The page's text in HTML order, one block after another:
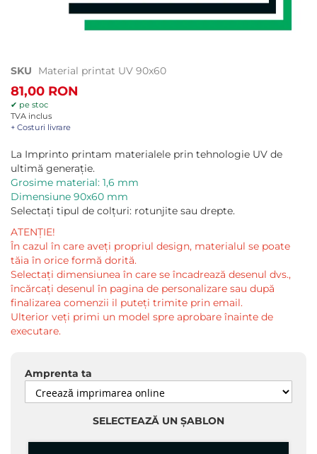
Treci
la
începutul
galeriei
de
SKU Material printat UV 90x60
81,00 RON
✔ pe stoc
TVA inclus
+ Costuri livrare
La Imprinto printam materialele prin tehnologie UV de
ultimă generație.
Grosime material: 1,6 mm
Dimensiune 90x60 mm
Selectați tipul de colțuri: rotunjite sau drepte.
ATENȚIE!
În cazul în care aveți propriul design, materialul se poate
tăia în orice formă dorită.
Selectați dimensiunea în care se încadrează desenul dvs.,
încărcați desenul în pagina de personalizare sau după
finalizarea comenzii il puteți trimite prin email.
Ulterior veți primi un model spre aprobare înainte de
executare.
Amprenta ta
SELECTEAZĂ UN ȘABLON